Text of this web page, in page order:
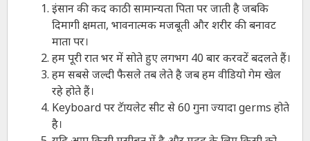
इंसान की कद काठी सामान्यता पिता पर जाती है जबकि
दिमागी क्षमता, भावनात्मक मजबूती और शरीर की बनावट
माता पर।
हम पूरी रात भर में सोते हुए लगभग 40 बार करवटें बदलते हैं।
हम सबसे जल्दी फैसले तब लेते है जब हम वीडियो गेम खेल
रहे होते हैं।
Keyboard पर टॅायलेट सीट से 60 गुना ज्यादा germs होते
है।